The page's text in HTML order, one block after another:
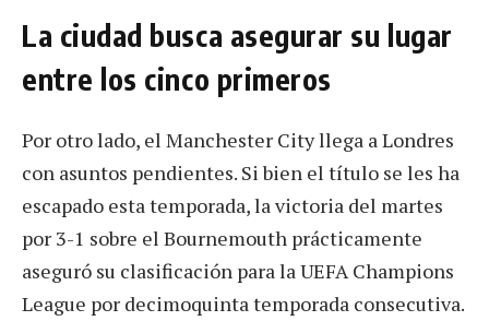
La ciudad busca asegurar su lugar
entre los cinco primeros
Por otro lado, el Manchester City llega a Londres
con asuntos pendientes. Si bien el título se les ha
escapado esta temporada, la victoria del martes
por 3-1 sobre el Bournemouth prácticamente
aseguró su clasificación para la UEFA Champions
League por decimoquinta temporada consecutiva.